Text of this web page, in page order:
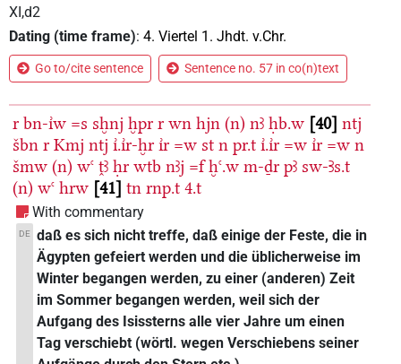
XI,d2
Dating (time frame): 4. Viertel 1. Jhdt. v.Chr.
Go to/cite sentence Sentence no. 57 in co(n)text
r bn-ı͗w =s sḫnj ḫpr r wn hjn (n) nꜣ ḥb.w 40 ntj
šbn r Kmj ntj ı͗.ı͗r-ḫr ı͗r =w st n pr.t ı͗.ı͗r =w ı͗r =w n
šmw (n) wꜥ ṱꜣ ḥr wtb nꜣj =f ḫꜥ.w m-ḏr pꜣ sw-Ꜣs.t
(n) wꜥ hrw 41 tn rnp.t 4.t
With commentary
DE daß es sich nicht treffe, daß einige der Feste, die in
Ägypten gefeiert werden und die üblicherweise im
Winter begangen werden, zu einer (anderen) Zeit
im Sommer begangen werden, weil sich der
Aufgang des Isissterns alle vier Jahre um einen
Tag verschiebt (wörtl. wegen Verschiebens seiner